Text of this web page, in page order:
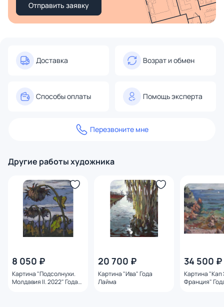
Отправить заявку
Доставка Возрат и обмен
Способы оплаты Помощь эксперта
Перезвоните мне
Другие работы художника
8 050 ₽
Картина "Подсолнухи.
Молдавия II. 2022" Года
20 700 ₽
Картина "Ива" Года
Лайма
34 500 ₽
Картина "Кап
Франция"